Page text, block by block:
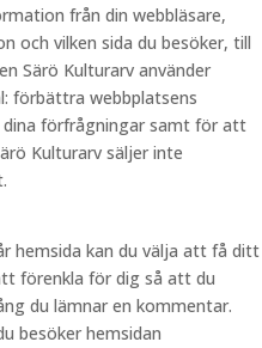
från din webbläsare,
och vilken sida du besöker, till
Särö Kulturarv använder
förbättra webbplatsens
dina förfrågningar samt för att
Kulturarv säljer inte
hemsida kan du välja att få ditt
förenkla för dig så att du
du lämnar en kommentar.
besöker hemsidan